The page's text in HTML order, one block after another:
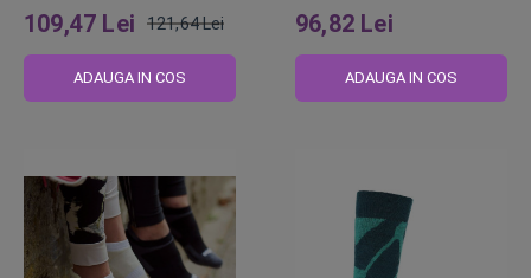
109,47 Lei
obisnuit
121,64 Lei
ADAUGA IN COS
96,82 Lei
ADAUGA IN COS